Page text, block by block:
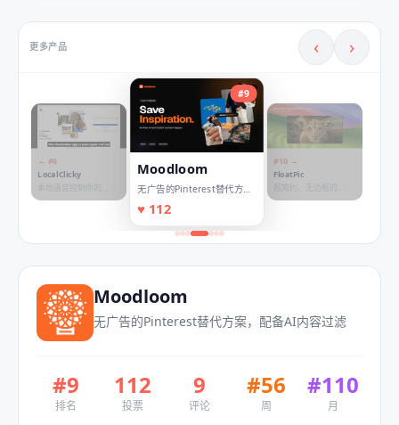
更多产品 ‹ ›
← #8
LocalClicky
Mac
#9
Moodloom
无广告的Pinterest替代方
案，配备AI内容过滤
♥ 112
#10 →
FloatPic
macOS 原生图片查看
Moodloom
无广告的Pinterest替代方案，配备AI内容过滤
#9
排名
112
投票
9
评论
#56
周
#110
月